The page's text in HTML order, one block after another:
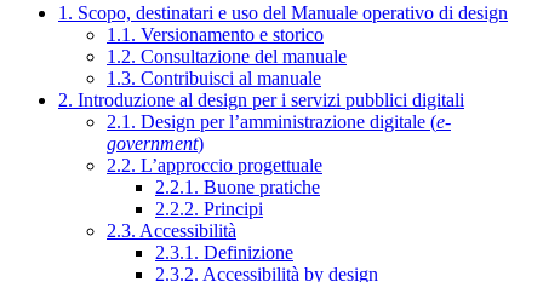
1. Scopo, destinatari e uso del Manuale operativo di design
1.1. Versionamento e storico
1.2. Consultazione del manuale
1.3. Contribuisci al manuale
2. Introduzione al design per i servizi pubblici digitali
2.1. Design per l’amministrazione digitale (e-
government)
2.2. L’approccio progettuale
2.2.1. Buone pratiche
2.2.2. Principi
2.3. Accessibilità
2.3.1. Definizione
2.3.2. Accessibilità by design